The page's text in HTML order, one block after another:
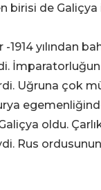
birisi de Galiçya
-1914 yılından
Uğruna çok
oldu.
Rus